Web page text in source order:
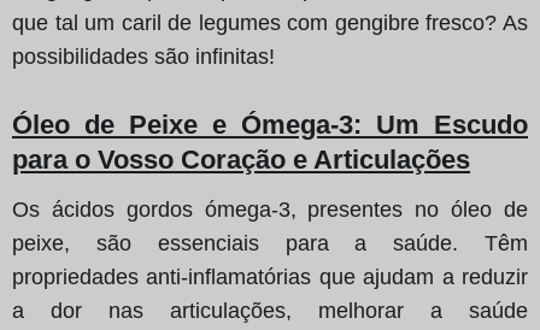
que tal um caril de legumes com gengibre fresco? As
possibilidades são infinitas!
Óleo de Peixe e Ómega-3: Um Escudo
para o Vosso Coração e Articulações
Os ácidos gordos ómega-3, presentes no óleo de
peixe, são essenciais para a saúde. Têm
propriedades anti-inflamatórias que ajudam a reduzir
a dor nas articulações, melhorar a saúde